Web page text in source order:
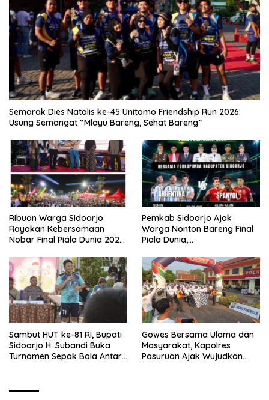
Semarak Dies Natalis ke-45 Unitomo Friendship Run 2026:
Usung Semangat “Mlayu Bareng, Sehat Bareng”
Ribuan Warga Sidoarjo
Rayakan Kebersamaan
Nobar Final Piala Dunia 2026
Forkopimda
Pemkab Sidoarjo Ajak
Warga Nonton Bareng Final
Piala Dunia,
Sambut HUT ke-81 RI, Bupati
Sidoarjo H. Subandi Buka
Turnamen Sepak Bola Antar
Gowes Bersama Ulama dan
Masyarakat, Kapolres
Pasuruan Ajak Wujudkan